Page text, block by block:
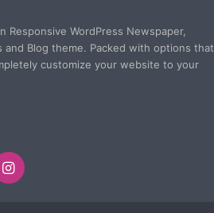
Responsive WordPress Newspaper,
and Blog theme. Packed with options that
customize your website to your
Instagram